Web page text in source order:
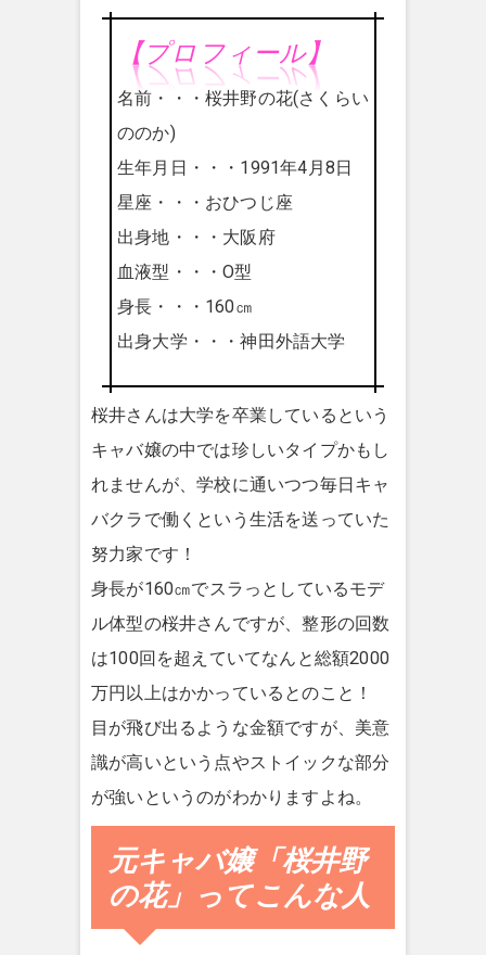
【プロフィール】
名前・・・桜井野の花(さくらい
ののか)
生年月日・・・1991年4月8日
星座・・・おひつじ座
出身地・・・大阪府
血液型・・・O型
身長・・・160㎝
出身大学・・・神田外語大学
桜井さんは大学を卒業しているという
キャバ嬢の中では珍しいタイプかもし
れませんが、学校に通いつつ毎日キャ
バクラで働くという生活を送っていた
努力家です！
身長が160㎝でスラっとしているモデ
ル体型の桜井さんですが、整形の回数
は100回を超えていてなんと総額2000
万円以上はかかっているとのこと！
目が飛び出るような金額ですが、美意
識が高いという点やストイックな部分
が強いというのがわかりますよね。
元キャバ嬢「桜井野
の花」ってこんな人